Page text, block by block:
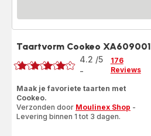
Taartvorm Cookeo XA609001
Beoordeling
4.2 /5
-
176
Reviews
Maak je favoriete taarten met
Cookeo.
Verzonden door Moulinex Shop -
Levering binnen 1 tot 3 dagen.